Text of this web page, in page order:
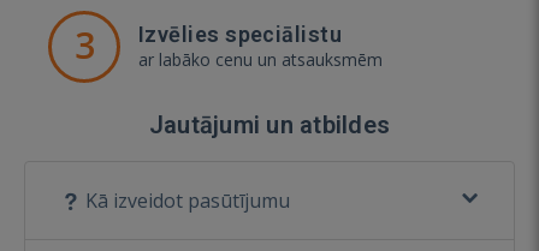
3 Izvēlies speciālistu
ar labāko cenu un atsauksmēm
Jautājumi un atbildes
Kā izveidot pasūtījumu